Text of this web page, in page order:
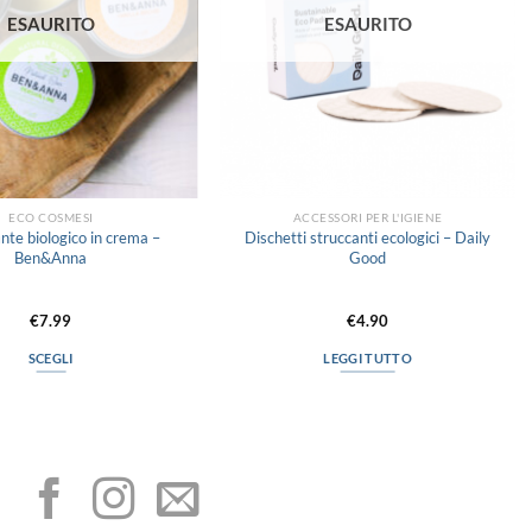
ESAURITO
ECO COSMESI
biologico in crema –
Ben&Anna
€7.99
SCEGLI
varianti.
ESAURITO
ACCESSORI PER L'IGIENE
Dischetti struccanti ecologici – Daily
Good
€4.90
LEGGI TUTTO